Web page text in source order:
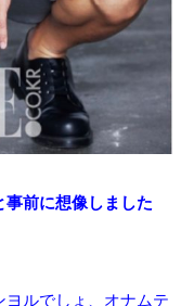
前に想像しました
ルでしょ、オナムテ